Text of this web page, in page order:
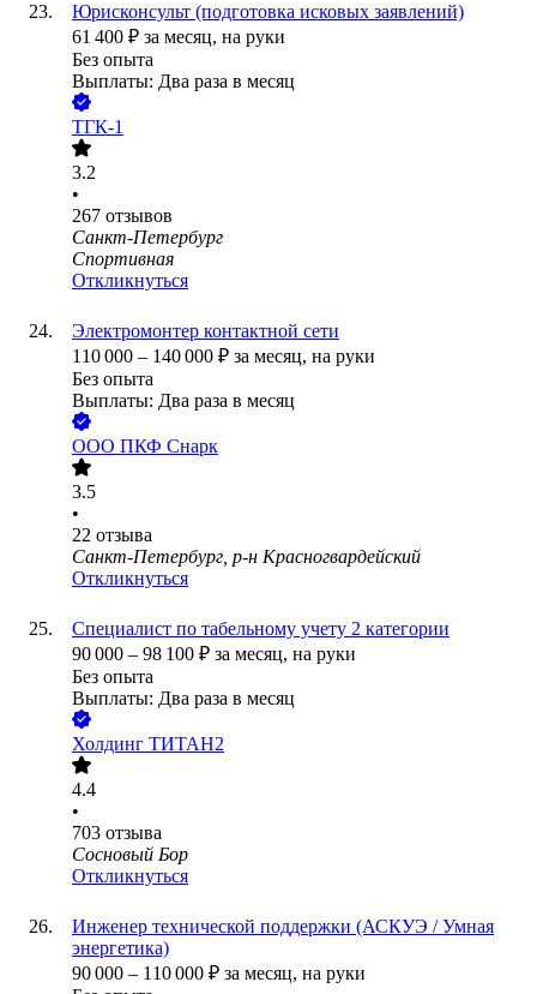
Юрисконсульт (подготовка исковых заявлений)
61 400 ₽ за месяц, на руки
Без опыта
Выплаты: Два раза в месяц
ТГК-1
3.2
•
267 отзывов
Санкт-Петербург
Спортивная
Откликнуться
Электромонтер контактной сети
110 000 – 140 000 ₽ за месяц, на руки
Без опыта
Выплаты: Два раза в месяц
ООО ПКФ Снарк
3.5
•
22 отзыва
Санкт-Петербург, р-н Красногвардейский
Откликнуться
Специалист по табельному учету 2 категории
90 000 – 98 100 ₽ за месяц, на руки
Без опыта
Выплаты: Два раза в месяц
Холдинг ТИТАН2
4.4
•
703 отзыва
Сосновый Бор
Откликнуться
Инженер технической поддержки (АСКУЭ / Умная
энергетика)
90 000 – 110 000 ₽ за месяц, на руки